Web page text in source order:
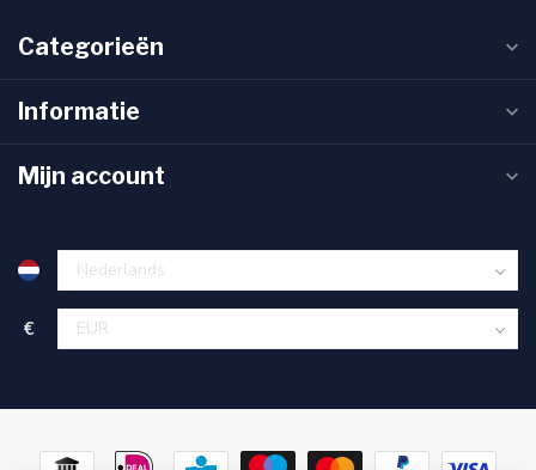
Categorieën
Informatie
Mijn account
€